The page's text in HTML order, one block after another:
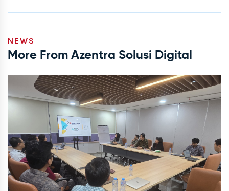
NEWS
More From Azentra Solusi Digital